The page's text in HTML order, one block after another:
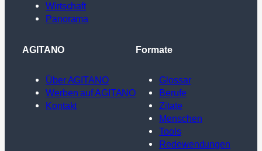
Wirtschaft
Panorama
AGITANO
Über AGITANO
Werben auf AGITANO
Kontakt
Formate
Glossar
Berufe
Zitate
Menschen
Tools
Redewendungen